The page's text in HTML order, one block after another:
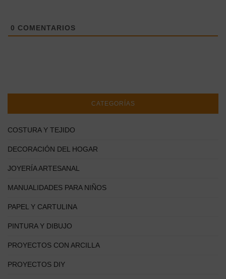
0 COMENTARIOS
CATEGORÍAS
COSTURA Y TEJIDO
DECORACIÓN DEL HOGAR
JOYERÍA ARTESANAL
MANUALIDADES PARA NIÑOS
PAPEL Y CARTULINA
PINTURA Y DIBUJO
PROYECTOS CON ARCILLA
PROYECTOS DIY